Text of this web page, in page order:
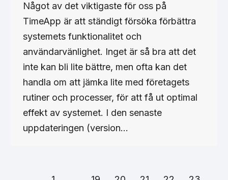
Något av det viktigaste för oss på
TimeApp är att ständigt försöka förbättra
systemets funktionalitet och
användarvänlighet. Inget är så bra att det
inte kan bli lite bättre, men ofta kan det
handla om att jämka lite med företagets
rutiner och processer, för att få ut optimal
effekt av systemet. I den senaste
uppdateringen (version…